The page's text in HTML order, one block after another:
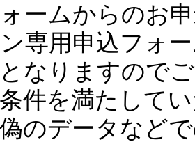
ームからのお
専用申込フォ
なりますので
条件を満たして
のデータなど